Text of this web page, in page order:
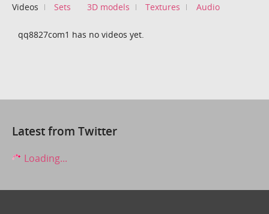
Videos Sets 3D models Textures Audio
qq8827com1 has no videos yet.
Latest from Twitter
Loading...